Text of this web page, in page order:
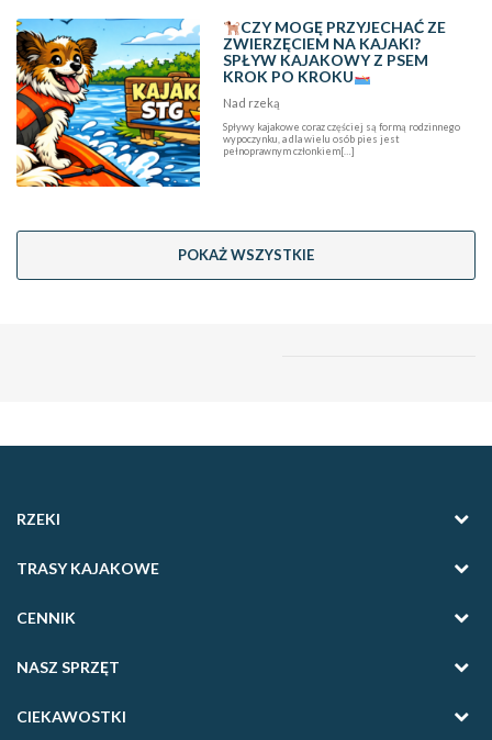
CZY MOGĘ PRZYJECHAĆ ZE
ZWIERZĘCIEM NA KAJAKI?
SPŁYW KAJAKOWY Z PSEM
KROK PO KROKU
Nad rzeką
Spływy kajakowe coraz częściej są formą rodzinnego
wypoczynku, a dla wielu osób pies jest
pełnoprawnym członkiem[…]
POKAŻ WSZYSTKIE
RZEKI
TRASY KAJAKOWE
CENNIK
NASZ SPRZĘT
CIEKAWOSTKI